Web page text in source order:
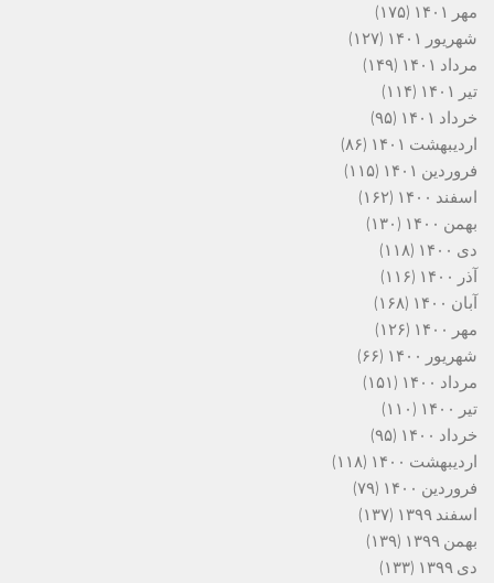
مهر ۱۴۰۱
(۱۷۵)
شهریور ۱۴۰۱
(۱۲۷)
مرداد ۱۴۰۱
(۱۴۹)
تیر ۱۴۰۱
(۱۱۴)
خرداد ۱۴۰۱
(۹۵)
اردیبهشت ۱۴۰۱
(۸۶)
فروردین ۱۴۰۱
(۱۱۵)
اسفند ۱۴۰۰
(۱۶۲)
بهمن ۱۴۰۰
(۱۳۰)
دی ۱۴۰۰
(۱۱۸)
آذر ۱۴۰۰
(۱۱۶)
آبان ۱۴۰۰
(۱۶۸)
مهر ۱۴۰۰
(۱۲۶)
شهریور ۱۴۰۰
(۶۶)
مرداد ۱۴۰۰
(۱۵۱)
تیر ۱۴۰۰
(۱۱۰)
خرداد ۱۴۰۰
(۹۵)
اردیبهشت ۱۴۰۰
(۱۱۸)
فروردین ۱۴۰۰
(۷۹)
اسفند ۱۳۹۹
(۱۳۷)
بهمن ۱۳۹۹
(۱۳۹)
دی ۱۳۹۹
(۱۳۳)